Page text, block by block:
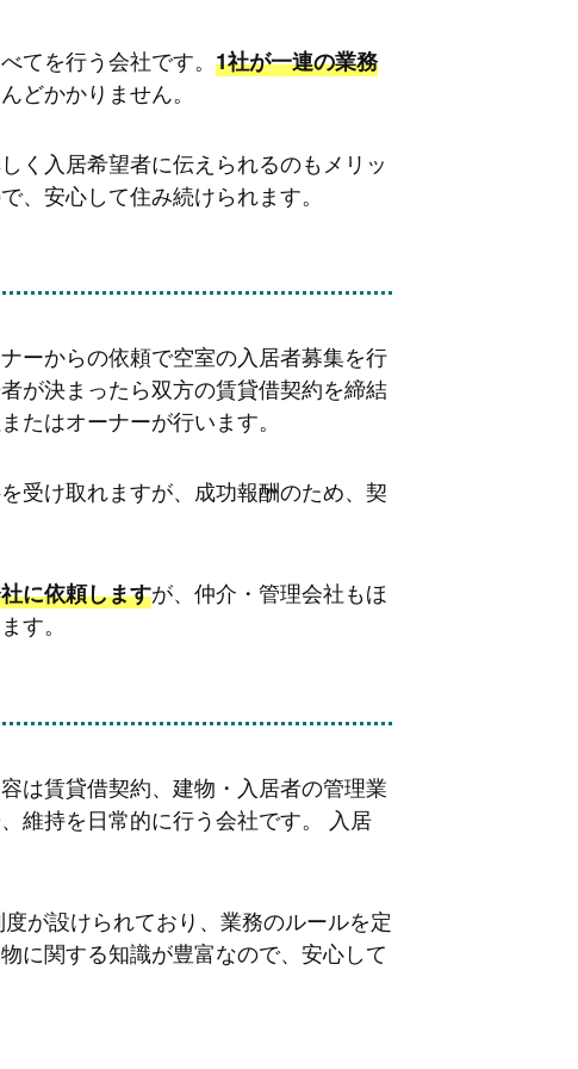
てを行う会社です。 1社が一連の業務
どかかりません。
く入居希望者に伝えられるのもメリッ
、安心して住み続けられます。
ーからの依頼で空室の入居者募集を行
が決まったら双方の賃貸借契約を締結
たはオーナーが行います。
受け取れますが、成功報酬のため、契
に依頼しますが、仲介・管理会社もほ
す。
は賃貸借契約、建物・入居者の管理業
維持を日常的に行う会社です。 入居
が設けられており、業務のルールを定
に関する知識が豊富なので、安心して